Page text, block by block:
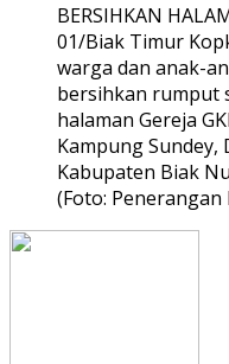
BERSIHKAN
01/Biak Timur
warga dan anak-
bersihkan rumput
halaman Gereja
Kampung
Kabupaten Biak
(Foto: Penerangan